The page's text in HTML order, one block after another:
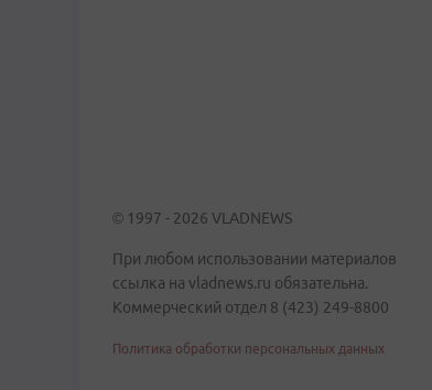
© 1997 - 2026 VLADNEWS
При любом использовании материалов
ссылка на vladnews.ru обязательна.
Коммерческий отдел 8 (423) 249-8800
Политика обработки персональных данных